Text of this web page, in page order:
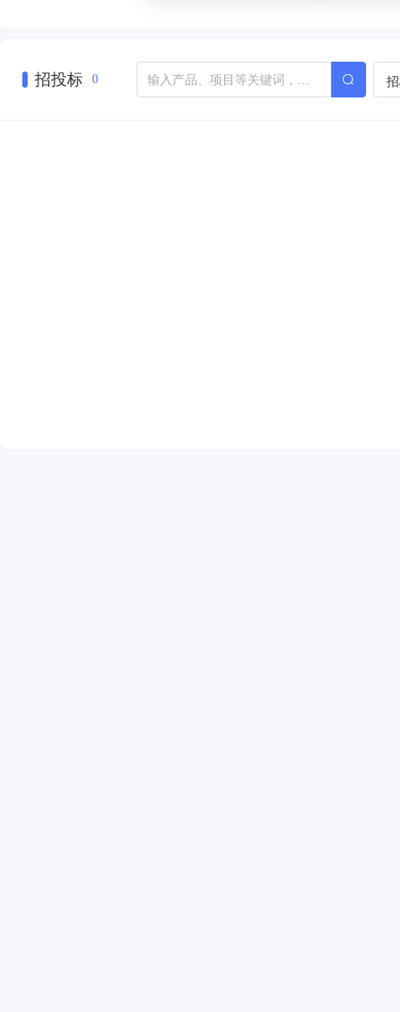
招投标 0